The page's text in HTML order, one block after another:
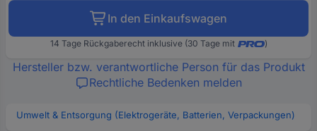
In den Einkaufswagen
14 Tage Rückgaberecht inklusive (30 Tage mit )
Hersteller bzw. verantwortliche Person für das Produkt
Rechtliche Bedenken melden
Umwelt & Entsorgung (Elektrogeräte, Batterien, Verpackungen)